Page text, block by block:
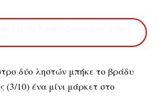
δύο ληστών μπήκε το βράδυ
(3/10) ένα μίνι μάρκετ στο